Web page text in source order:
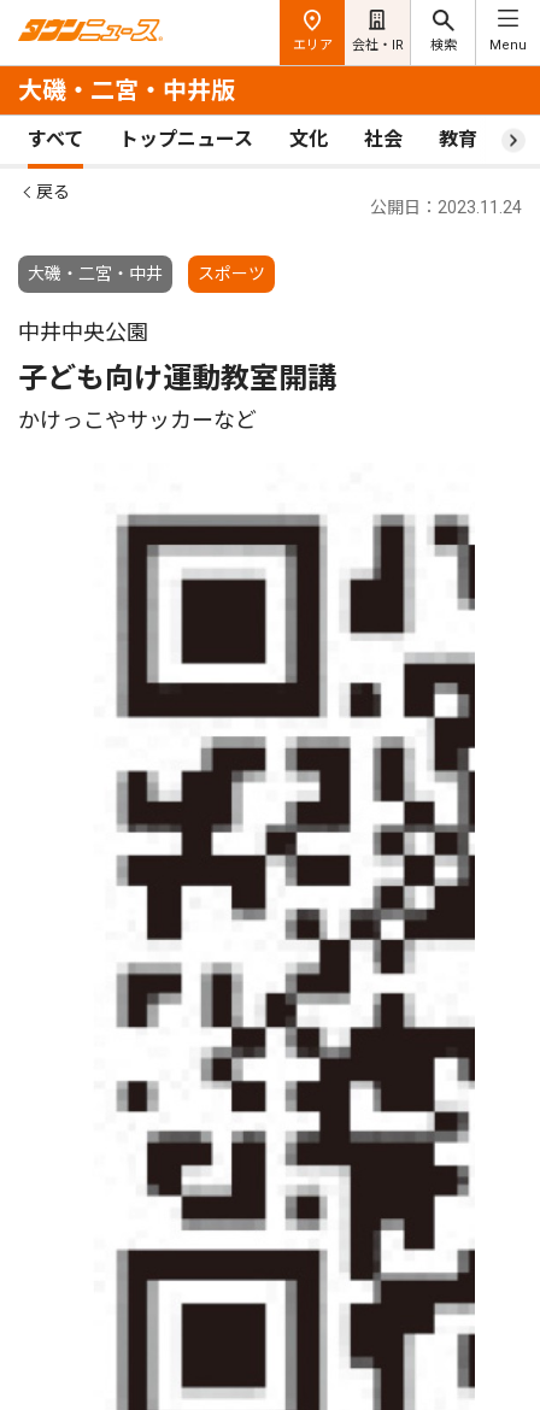
エリア 会社・IR 検索 Menu
大磯・二宮・中井版
すべて トップニュース 文化 社会 教育 ス
戻る
大磯・二宮・中井 スポーツ
公開日：2023.11.24
中井中央公園
子ども向け運動教室開講
かけっこやサッカーなど